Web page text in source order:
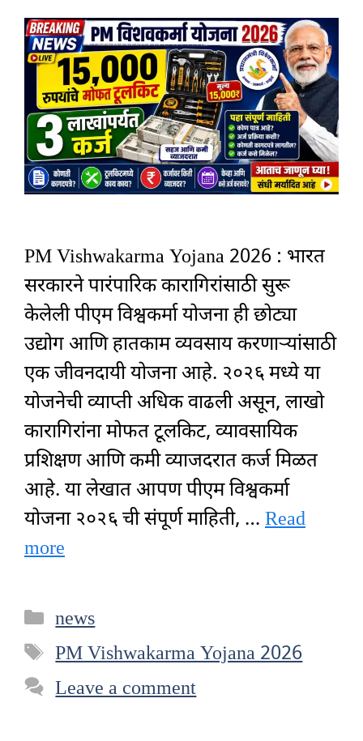
PM Vishwakarma Yojana 2026 : भारत
सरकारने पारंपारिक कारागिरांसाठी सुरू
केलेली पीएम विश्वकर्मा योजना ही छोट्या
उद्योग आणि हातकाम व्यवसाय करणाऱ्यांसाठी
एक जीवनदायी योजना आहे. २०२६ मध्ये या
योजनेची व्याप्ती अधिक वाढली असून, लाखो
कारागिरांना मोफत टूलकिट, व्यावसायिक
प्रशिक्षण आणि कमी व्याजदरात कर्ज मिळत
आहे. या लेखात आपण पीएम विश्वकर्मा
योजना २०२६ ची संपूर्ण माहिती, … Read
more
Categories
news
Tags
PM Vishwakarma Yojana 2026
Leave a comment